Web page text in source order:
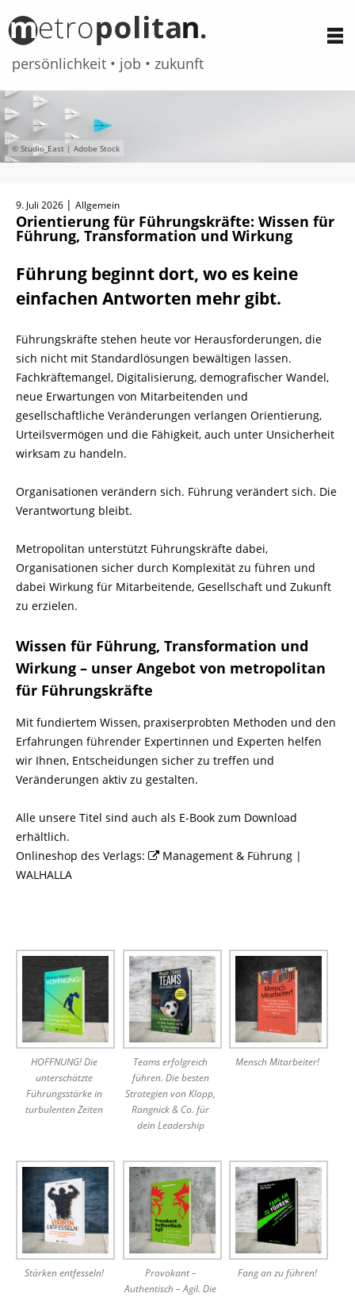
persönlichkeit • job • zukunft
Zum
Inhalt
springen
© Studio_East | Adobe Stock
9. Juli 2026 | Allgemein
Orientierung für Führungskräfte: Wissen für
Führung, Transformation und Wirkung
Führung beginnt dort, wo es keine
einfachen Antworten mehr gibt.
Führungskräfte stehen heute vor Herausforderungen, die
sich nicht mit Standardlösungen bewältigen lassen.
Fachkräftemangel, Digitalisierung, demografischer Wandel,
neue Erwartungen von Mitarbeitenden und
gesellschaftliche Veränderungen verlangen Orientierung,
Urteilsvermögen und die Fähigkeit, auch unter Unsicherheit
wirksam zu handeln.
Organisationen verändern sich. Führung verändert sich. Die
Verantwortung bleibt.
Metropolitan unterstützt Führungskräfte dabei,
Organisationen sicher durch Komplexität zu führen und
dabei Wirkung für Mitarbeitende, Gesellschaft und Zukunft
zu erzielen.
Wissen für Führung, Transformation und
Wirkung – unser Angebot von metropolitan
für Führungskräfte
Mit fundiertem Wissen, praxiserprobten Methoden und den
Erfahrungen führender Expertinnen und Experten helfen
wir Ihnen, Entscheidungen sicher zu treffen und
Veränderungen aktiv zu gestalten.
Alle unsere Titel sind auch als E-Book zum Download
erhältlich.
Onlineshop des Verlags:
Management & Führung |
WALHALLA
HOFFNUNG! Die
unterschätzte
Führungsstärke in
turbulenten Zeiten
Teams erfolgreich
führen. Die besten
Strategien von Klopp,
Rangnick & Co. für
dein Leadership
Mensch Mitarbeiter!
Stärken entfesseln!
Provokant –
Authentisch – Agil. Die
Fang an zu führen!